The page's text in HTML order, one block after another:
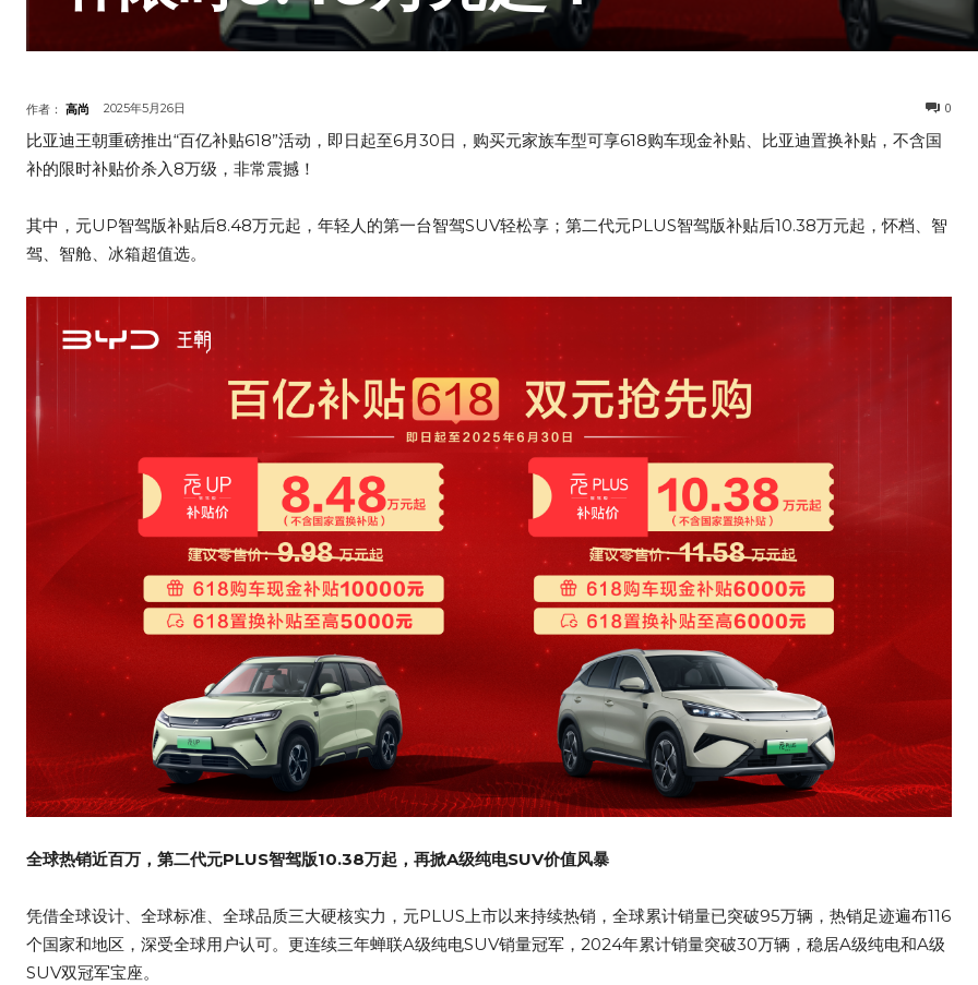
作者： 高尚 2025年5月26日 0
比亚迪王朝重磅推出“百亿补贴618”活动，即日起至6月30日，购买元家族车型可享618购车现金补贴、比亚迪置换补贴，不含国
补的限时补贴价杀入8万级，非常震撼！
其中，元UP智驾版补贴后8.48万元起，年轻人的第一台智驾SUV轻松享；第二代元PLUS智驾版补贴后10.38万元起，怀档、智
驾、智舱、冰箱超值选。
全球热销近百万， 第二代元PLUS智驾版10.38万起，再掀A级纯电SUV价值风暴
凭借全球设计、全球标准、全球品质三大硬核实力，元PLUS上市以来持续热销，全球累计销量已突破95万辆，热销足迹遍布116
个国家和地区，深受全球用户认可。更连续三年蝉联A级纯电SUV销量冠军，2024年累计销量突破30万辆，稳居A级纯电和A级
SUV双冠军宝座。